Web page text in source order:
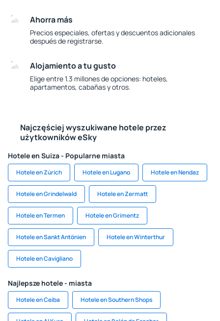
Ahorra más
Precios especiales, ofertas y descuentos adicionales
después de registrarse.
Alojamiento a tu gusto
Elige entre 1.3 millones de opciones: hoteles,
apartamentos, cabañas y otros.
Najczęściej wyszukiwane hotele przez
użytkowników eSky
Hotele en Suiza - Popularne miasta
Hotele en Zúrich Hotele en Lugano Hotele en Nendaz
Hotele en Grindelwald Hotele en Zermatt
Hotele en Termen Hotele en Grimentz
Hotele en Sankt Antönien Hotele en Winterthur
Hotele en Cavigliano
Najlepsze hotele - miasta
Hotele en Ceiba Hotele en Southern Shops